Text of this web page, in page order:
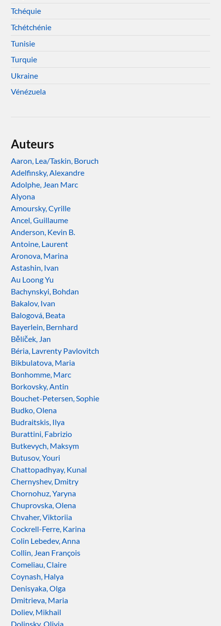
Tchéquie
Tchétchénie
Tunisie
Turquie
Ukraine
Vénézuela
Auteurs
Aaron, Lea/Taskin, Boruch
Adelfinsky, Alexandre
Adolphe, Jean Marc
Alyona
Amoursky, Cyrille
Ancel, Guillaume
Anderson, Kevin B.
Antoine, Laurent
Aronova, Marina
Astashin, Ivan
Au Loong Yu
Bachynskyi, Bohdan
Bakalov, Ivan
Balogová, Beata
Bayerlein, Bernhard
Bělíček, Jan
Béria, Lavrenty Pavlovitch
Bikbulatova, Maria
Bonhomme, Marc
Borkovsky, Antin
Bouchet-Petersen, Sophie
Budko, Olena
Budraitskis, Ilya
Burattini, Fabrizio
Butkevych, Maksym
Butusov, Youri
Chattopadhyay, Kunal
Chernyshev, Dmitry
Chornohuz, Yaryna
Chuprovska, Olena
Chvaher, Viktoriia
Cockrell-Ferre, Karina
Colin Lebedev, Anna
Collin, Jean François
Comeliau, Claire
Coynash, Halya
Denisyaka, Olga
Dmitrieva, Maria
Doliev, Mikhail
Dolinsky, Olivia